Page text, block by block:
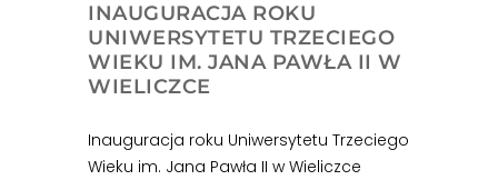
INAUGURACJA ROKU
UNIWERSYTETU TRZECIEGO
WIEKU IM. JANA PAWŁA II W
WIELICZCE
Inauguracja roku Uniwersytetu Trzeciego
Wieku im. Jana Pawła II w Wieliczce